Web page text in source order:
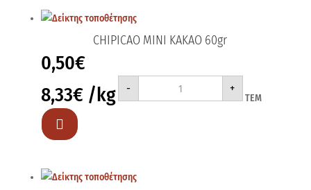
CHIPICAO MINI ΚΑΚΑΟ 60gr
0,50€
8,33€ /kg -
CHIPICAO
ΚΑΚΑΟ
+
ΤΕΜ
